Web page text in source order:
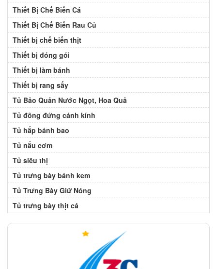
Thiết Bị Chế Biến Cá
Thiết Bị Chế Biến Rau Củ
Thiết bị chế biến thịt
Thiết bị đóng gói
Thiết bị làm bánh
Thiết bị rang sấy
Tủ Bảo Quản Nước Ngọt, Hoa Quả
Tủ đông đứng cánh kính
Tủ hấp bánh bao
Tủ nấu cơm
Tủ siêu thị
Tủ trưng bày bánh kem
Tủ Trưng Bày Giữ Nóng
Tủ trưng bày thịt cá